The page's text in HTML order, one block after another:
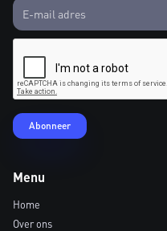
Menu
Home
Over ons